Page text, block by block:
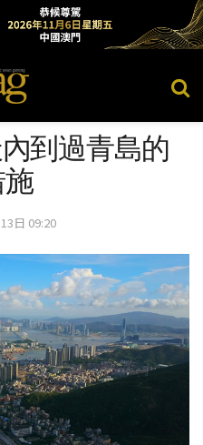
到過青島的
日 09:20